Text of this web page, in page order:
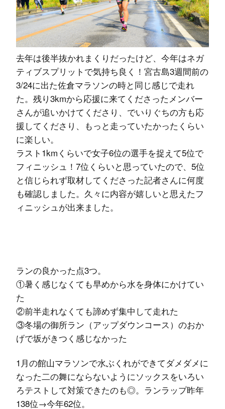
去年は後半抜かれまくりだったけど、今年はネガ
ティブスプリットで気持ち良く！宮古島3週間前の
3/24に出た佐倉マラソンの時と同じ感じで走れ
た。残り3kmから応援に来てくださったメンバー
さんが追いかけてくださり、でいりぐちの方も応
援してくださり、もっと走っていたかったくらい
に楽しい。
ラスト1kmくらいで女子6位の選手を捉えて5位で
フィニッシュ！7位くらいと思っていたので、5位
と信じられず取材してくださった記者さんに何度
も確認しました。久々に内容が嬉しいと思えたフ
ィニッシュが出来ました。
ランの良かった点3つ。
①暑く感じなくても早めから水を身体にかけてい
た
②前半走れなくても諦めず集中して走れた
③冬場の御所ラン（アップダウンコース）のおか
げで坂がきつく感じなかった
1月の館山マラソンで水ぶくれができてダメダメに
なった二の舞にならないようにソックスをいろい
ろテストして対策できたのも◎。ランラップ昨年
138位→今年62位。